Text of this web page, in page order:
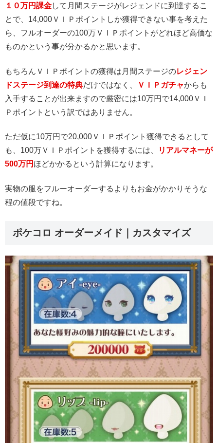
１０万円課金して月間ステージがレジェンドに到達するこ
とで、14,000ＶＩＰポイントしか獲得できない事を考えた
ら、フルオーダーの100万ＶＩＰポイントがどれほど高価な
ものかという事が分かるかと思います。
もちろんＶＩＰポイントの獲得は月間ステージのレジェン
ドステージ到達の特典だけではなく、 ＶＩＰガチャからも
入手することが出来ますので厳密には10万円で14,000ＶＩ
Ｐポイントという訳ではありません。
ただ仮に10万円で20,000ＶＩＰポイント獲得できるとして
も、100万ＶＩＰポイントを獲得するには、
リアルマネーが
500万円 ほどかかるという計算になります。
実物の服をフルーオーダーするよりもお金がかかりそうな
程の値段ですね。
ポケコロ オーダーメイド｜カスタマイズ